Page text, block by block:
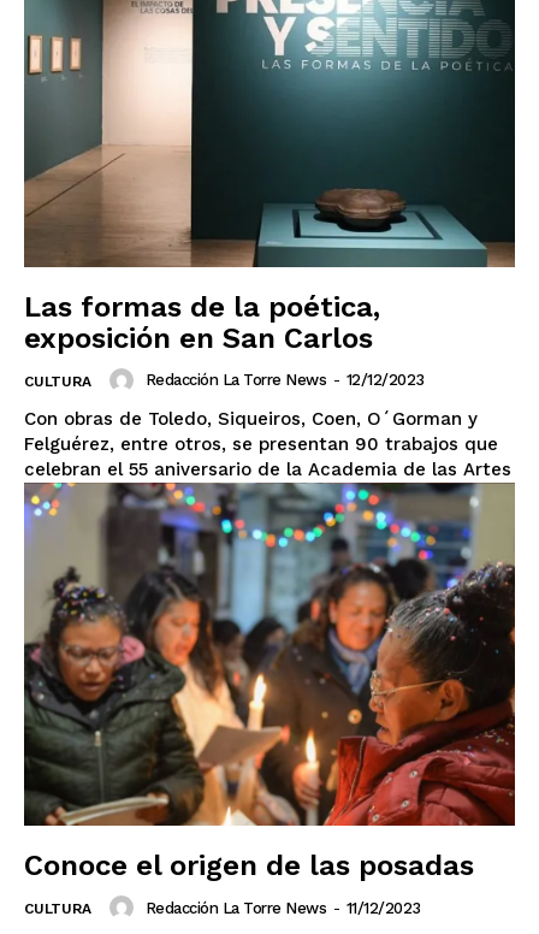
Guanajuato Guerrero Hidalgo
Jalisco
Michoacán
Yucatán Veracruz
Tlaxcala Tabasco
Sonora
Sinaloa
San Luis Potosí
Puebla
Nayarit
Morelos
Las formas de la poética,
exposición en San Carlos
CULTURA Redacción La Torre News - 12/12/2023
Con obras de Toledo, Siqueiros, Coen, O´Gorman y
Felguérez, entre otros, se presentan 90 trabajos que
celebran el 55 aniversario de la Academia de las Artes
Conoce el origen de las posadas
CULTURA Redacción La Torre News - 11/12/2023